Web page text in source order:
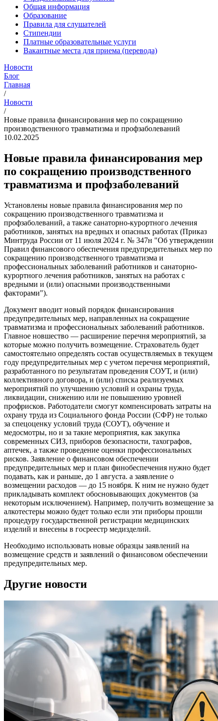
Общая информация
Образование
Правила для слушателей
Стипендии
Платные образовательные услуги
Вакантные места для приема (перевода)
Новости
Блог
Главная
/
Новости
/
Новые правила финансирования мер по сокращению
производственного травматизма и профзаболеваний
10.02.2025
Новые правила финансирования мер
по сокращению производственного
травматизма и профзаболеваний
Установлены новые правила финансирования мер по
сокращению производственного травматизма и
профзаболеваний, а также санаторно-курортного лечения
работников, занятых на вредных и опасных работах (Приказ
Минтруда России от 11 июля 2024 г. № 347н "Об утверждении
Правил финансового обеспечения предупредительных мер по
сокращению производственного травматизма и
профессиональных заболеваний работников и санаторно-
курортного лечения работников, занятых на работах с
вредными и (или) опасными производственными
факторами").
Документ вводит новый порядок финансирования
предупредительных мер, направленных на сокращение
травматизма и профессиональных заболеваний работников.
Главное новшество — расширение перечня мероприятий, за
которые можно получить возмещение. Страхователь будет
самостоятельно определять состав осуществляемых в текущем
году предупредительных мер с учетом перечня мероприятий,
разработанного по результатам проведения СОУТ, и (или)
коллективного договора, и (или) списка реализуемых
мероприятий по улучшению условий и охраны труда,
ликвидации, снижению или не повышению уровней
профрисков. Работодатели смогут компенсировать затраты на
охрану труда из Социального фонда России (СФР) не только
за спецоценку условий труда (СОУТ), обучение и
медосмотры, но и за такие мероприятия, как закупка
современных СИЗ, приборов безопасности, тахографов,
аптечек, а также проведение оценки профессиональных
рисков. Заявление о финансовом обеспечении
предупредительных мер и план финобеспечения нужно будет
подавать, как и раньше, до 1 августа. а заявление о
возмещении расходов — до 15 ноября. К ним не нужно будет
прикладывать комплект обосновывающих документов (за
некоторым исключением). Например, получить возмещение за
алкотестеры можно будет только если эти приборы прошли
процедуру государственной регистрации медицинских
изделий и внесены в госреестр медизделий.
Необходимо использовать новые образцы заявлений на
возмещение средств и заявлений о финансовом обеспечении
предупредительных мер.
Другие новости